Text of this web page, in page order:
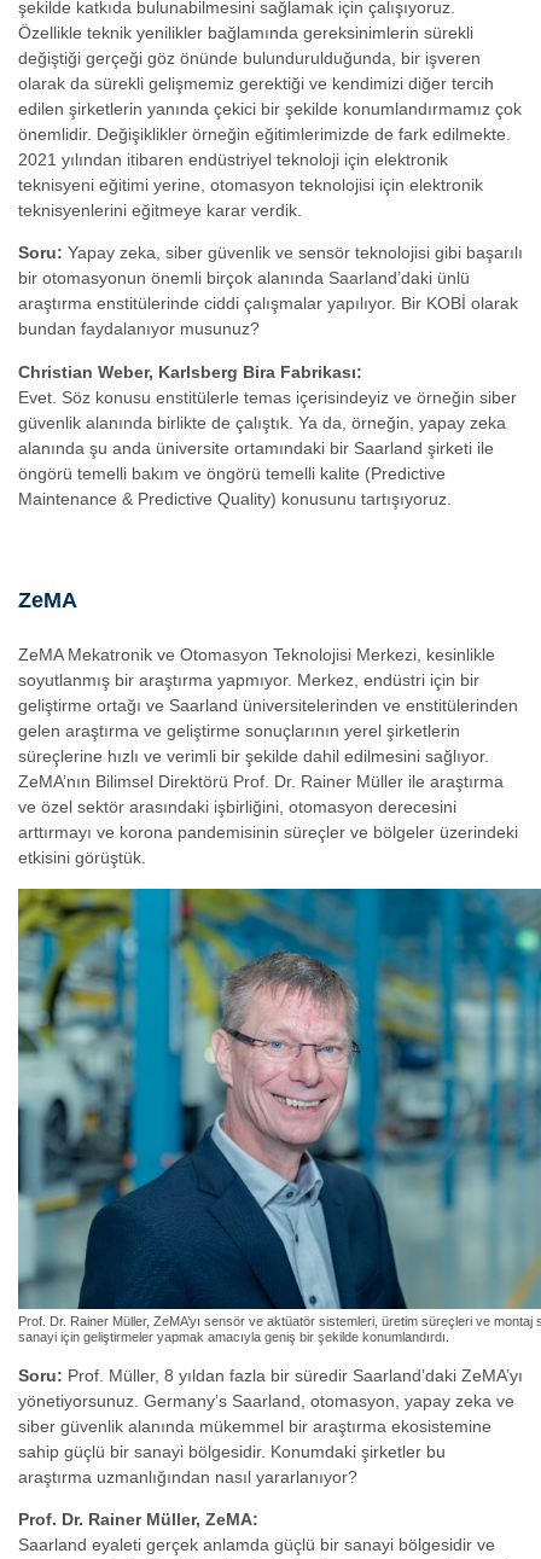
şekilde katkıda bulunabilmesini sağlamak için çalışıyoruz.
Özellikle teknik yenilikler bağlamında gereksinimlerin sürekli
değiştiği gerçeği göz önünde bulundurulduğunda, bir işveren
olarak da sürekli gelişmemiz gerektiği ve kendimizi diğer tercih
edilen şirketlerin yanında çekici bir şekilde konumlandırmamız çok
önemlidir. Değişiklikler örneğin eğitimlerimizde de fark edilmekte.
2021 yılından itibaren endüstriyel teknoloji için elektronik
teknisyeni eğitimi yerine, otomasyon teknolojisi için elektronik
teknisyenlerini eğitmeye karar verdik.
Soru: Yapay zeka, siber güvenlik ve sensör teknolojisi gibi başarılı
bir otomasyonun önemli birçok alanında Saarland’daki ünlü
araştırma enstitülerinde ciddi çalışmalar yapılıyor. Bir KOBİ olarak
bundan faydalanıyor musunuz?
Christian Weber, Karlsberg Bira Fabrikası:
Evet. Söz konusu enstitülerle temas içerisindeyiz ve örneğin siber
güvenlik alanında birlikte de çalıştık. Ya da, örneğin, yapay zeka
alanında şu anda üniversite ortamındaki bir Saarland şirketi ile
öngörü temelli bakım ve öngörü temelli kalite (Predictive
Maintenance & Predictive Quality) konusunu tartışıyoruz.
ZeMA
ZeMA Mekatronik ve Otomasyon Teknolojisi Merkezi, kesinlikle
soyutlanmış bir araştırma yapmıyor. Merkez, endüstri için bir
geliştirme ortağı ve Saarland üniversitelerinden ve enstitülerinden
gelen araştırma ve geliştirme sonuçlarının yerel şirketlerin
süreçlerine hızlı ve verimli bir şekilde dahil edilmesini sağlıyor.
ZeMA’nın Bilimsel Direktörü Prof. Dr. Rainer Müller ile araştırma
ve özel sektör arasındaki işbirliğini, otomasyon derecesini
arttırmayı ve korona pandemisinin süreçler ve bölgeler üzerindeki
etkisini görüştük.
Prof. Dr. Rainer Müller, ZeMA’yı sensör ve aktüatör sistemleri, üretim süreçleri ve montaj
sanayi için geliştirmeler yapmak amacıyla geniş bir şekilde konumlandırdı.
Soru: Prof. Müller, 8 yıldan fazla bir süredir Saarland’daki ZeMA’yı
yönetiyorsunuz. Germany’s Saarland, otomasyon, yapay zeka ve
siber güvenlik alanında mükemmel bir araştırma ekosistemine
sahip güçlü bir sanayi bölgesidir. Konumdaki şirketler bu
araştırma uzmanlığından nasıl yararlanıyor?
Prof. Dr. Rainer Müller, ZeMA:
Saarland eyaleti gerçek anlamda güçlü bir sanayi bölgesidir ve